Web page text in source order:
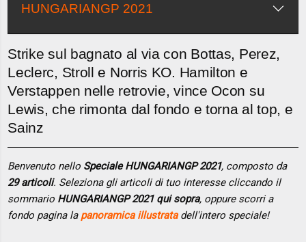
HUNGARIANGP 2021
Strike sul bagnato al via con Bottas, Perez,
Leclerc, Stroll e Norris KO. Hamilton e
Verstappen nelle retrovie, vince Ocon su
Lewis, che rimonta dal fondo e torna al top, e
Sainz
Benvenuto nello Speciale HUNGARIANGP 2021, composto da
29 articoli. Seleziona gli articoli di tuo interesse cliccando il
sommario HUNGARIANGP 2021 qui sopra, oppure scorri a
fondo pagina la panoramica illustratadell'intero speciale!